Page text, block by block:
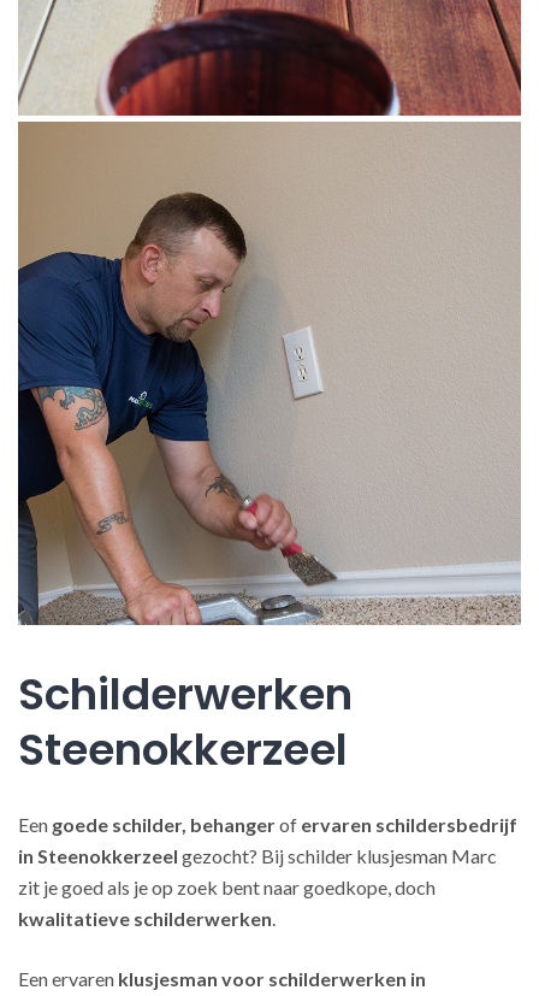
Schilderwerken
Steenokkerzeel
Een goede schilder, behangerof ervaren schildersbedrijf
in Steenokkerzeel gezocht? Bij schilder klusjesman Marc
zit je goed als je op zoek bent naar goedkope, doch
kwalitatieve schilderwerken.
Een ervaren klusjesman voor schilderwerken in